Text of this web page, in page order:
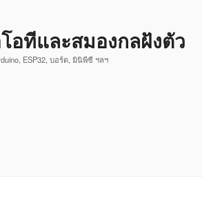
อทีและสมองกลฝังตัว
ESP32, บอร์ด, มินิพีซี ฯลฯ